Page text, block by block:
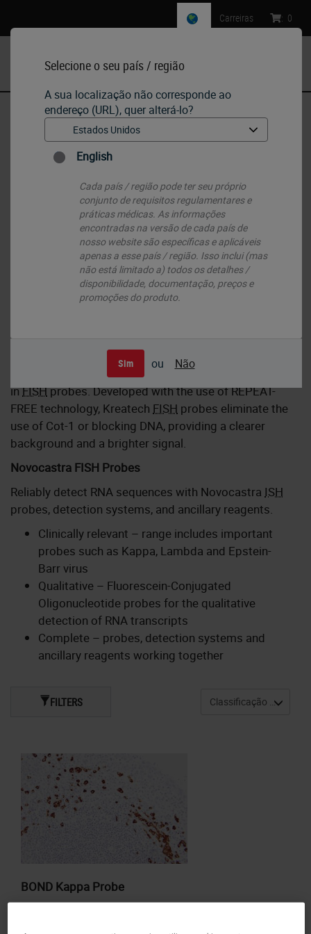
Selecione o seu país / região
A sua localização não corresponde ao
endereço (URL), quer alterá-lo?
English
Cada país / região pode ter seu próprio
conjunto de requisitos regulamentares e
práticas médicas. As informações
encontradas na versão de cada país de
nosso website são específicas e aplicáveis ​​
apenas a esse país / região. Isso inclui (mas
não está limitado a) todos os detalhes /
disponibilidade, documentação, preços e
promoções do produto.
Sim ou Não
Carreiras : 0
IHC & ISH • ISH Probes - Molecular Pathology
ISH Probes - Molecular Pathology
Kreatech FISH Probes
probes are the latest in advancements
inFISHprobes. Developed with the use of REPEAT-
FREE technology, Kreatech FISH probes eliminate the
use of Cot-1 or blocking DNA, providing a clearer
background and a brighter signal.
Novocastra FISH Probes
Reliably detect RNA sequences with Novocastra ISH
probes, detection systems, and ancillary reagents.
Clinically relevant – range includes important
probes such as Kappa, Lambda and Epstein-
Barr virus
Qualitative – Fluorescein-Conjugated
Oligonucleotide probes for the qualitative
detection of RNA transcripts
Complete – probes, detection systems and
ancillary reagents working together
BOND Kappa Probe
FILTERS